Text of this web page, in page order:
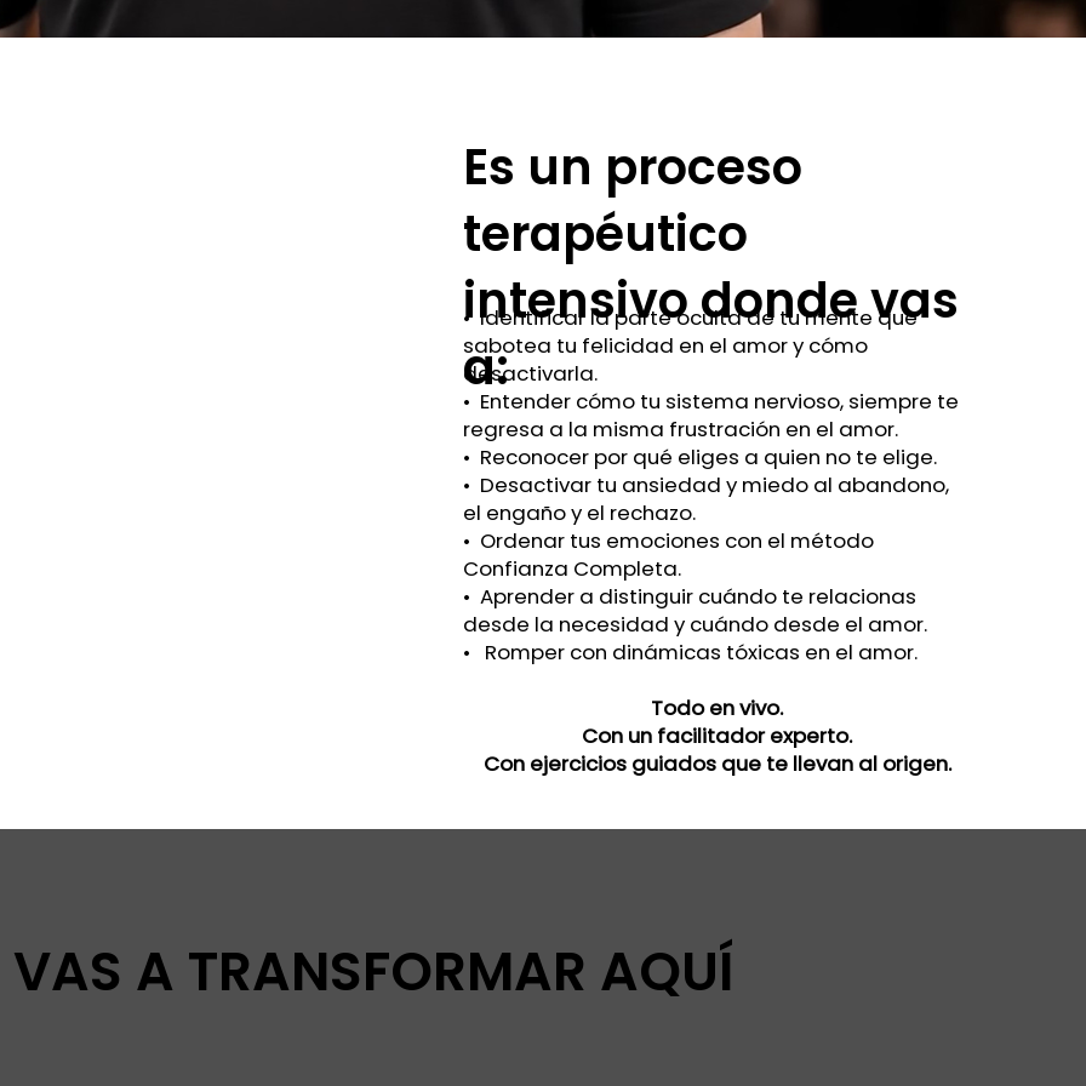
Es un proceso
terapéutico
intensivo donde vas
a:
•⁠ ⁠Identificar la parte oculta de tu mente que
sabotea tu felicidad en el amor y cómo
desactivarla.
•⁠ ⁠⁠Entender cómo tu sistema nervioso, siempre te
regresa a la misma frustración en el amor.
•⁠ ⁠⁠Reconocer por qué eliges a quien no te elige.
•⁠ ⁠⁠Desactivar tu ansiedad y miedo al abandono,
el engaño y el rechazo.
•⁠ ⁠⁠Ordenar tus emociones con el método
Confianza Completa.
•⁠ ⁠⁠Aprender a distinguir cuándo te relacionas
desde la necesidad y cuándo desde el amor.
•⁠ ⁠⁠ Romper con dinámicas tóxicas en el amor.
Todo en vivo.
Con un facilitador experto.
Con ejercicios guiados que te llevan al origen.
VAS A TRANSFORMAR AQUÍ